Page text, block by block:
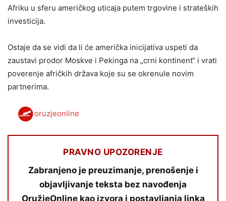
Afriku u sferu američkog uticaja putem trgovine i strateških
investicija.
Ostaje da se vidi da li će američka inicijativa uspeti da
zaustavi prodor Moskve i Pekinga na „crni kontinent“ i vrati
poverenje afričkih država koje su se okrenule novim
partnerima.
oruzjeonline
PRAVNO UPOZORENJE
Zabranjeno je preuzimanje, prenošenje i
objavljivanje teksta bez navođenja
OružjeOnline kao izvora i postavljanja linka